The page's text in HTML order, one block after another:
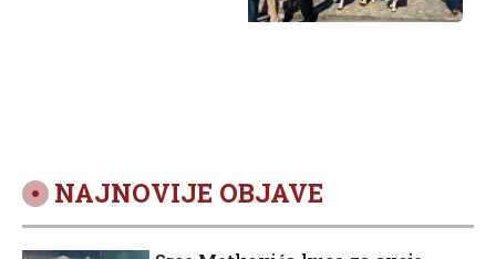
NAJNOVIJE OBJAVE